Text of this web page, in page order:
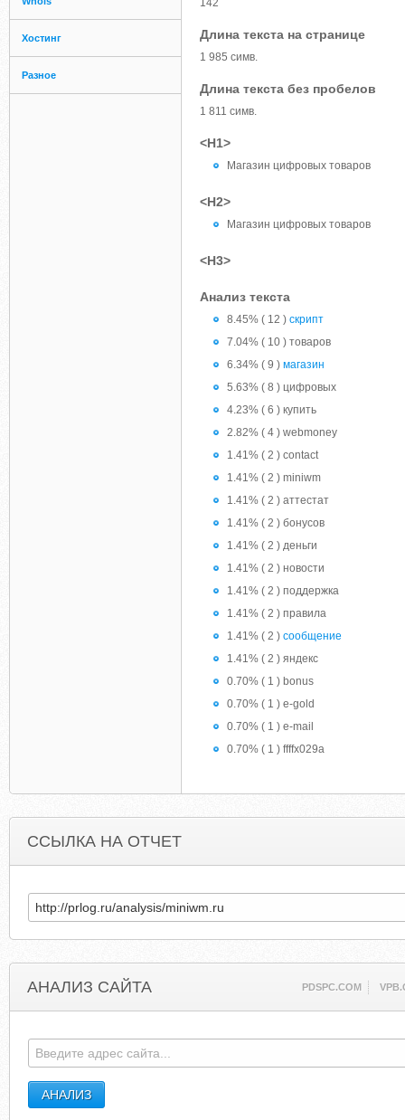
Хостинг
Разное
142
Длина текста на странице
1 985 симв.
Длина текста без пробелов
1 811 симв.
<H1>
Магазин цифровых товаров
<H2>
Магазин цифровых товаров
<H3>
Анализ текста
8.45% ( 12 ) скрипт
7.04% ( 10 ) товаров
6.34% ( 9 ) магазин
5.63% ( 8 ) цифровых
4.23% ( 6 ) купить
2.82% ( 4 ) webmoney
1.41% ( 2 ) contact
1.41% ( 2 ) miniwm
1.41% ( 2 ) аттестат
1.41% ( 2 ) бонусов
1.41% ( 2 ) деньги
1.41% ( 2 ) новости
1.41% ( 2 ) поддержка
1.41% ( 2 ) правила
1.41% ( 2 ) сообщение
1.41% ( 2 ) яндекс
0.70% ( 1 ) bonus
0.70% ( 1 ) e-gold
0.70% ( 1 ) e-mail
0.70% ( 1 ) ffffx029a
ССЫЛКА НА ОТЧЕТ
АНАЛИЗ САЙТА PDSPC.COM